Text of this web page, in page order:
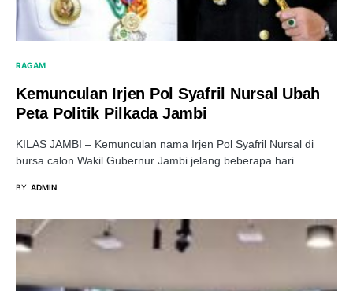
RAGAM
Kemunculan Irjen Pol Syafril Nursal Ubah
Peta Politik Pilkada Jambi
KILAS JAMBI – Kemunculan nama Irjen Pol Syafril Nursal di
bursa calon Wakil Gubernur Jambi jelang beberapa hari…
BY ADMIN